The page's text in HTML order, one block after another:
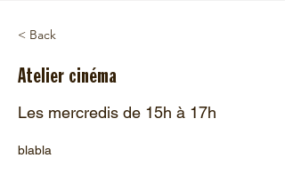
< Back
Atelier cinéma
Les mercredis de 15h à 17h
blabla